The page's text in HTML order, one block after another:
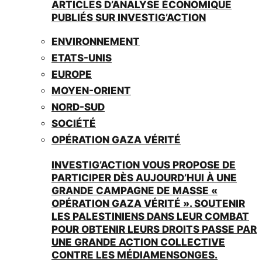
ARTICLES D’ANALYSE ÉCONOMIQUE
PUBLIÉS SUR INVESTIG’ACTION
ENVIRONNEMENT
ETATS-UNIS
EUROPE
MOYEN-ORIENT
NORD-SUD
SOCIÉTÉ
OPÉRATION GAZA VÉRITÉ
INVESTIG’ACTION VOUS PROPOSE DE
PARTICIPER DÈS AUJOURD’HUI À UNE
GRANDE CAMPAGNE DE MASSE «
OPÉRATION GAZA VÉRITÉ ». SOUTENIR
LES PALESTINIENS DANS LEUR COMBAT
POUR OBTENIR LEURS DROITS PASSE PAR
UNE GRANDE ACTION COLLECTIVE
CONTRE LES MÉDIAMENSONGES.